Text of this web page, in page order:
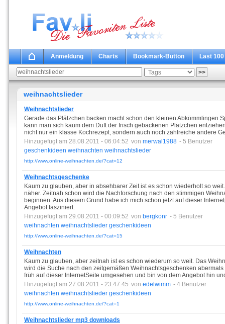
Anmeldung Charts Bookmark-Button Last 100
weihnachtslieder
Weihnachtslieder
Gerade das Plätzchen backen macht schon den kleinen Abkömmlingen
kann man sich kaum dem Duft der frisch gebackenen Plätzchen
nicht nur ein klasse Kochrezept, sondern auch noch zahlreiche andere
Hinzugefügt am 28.08.2011 - 06:04:52 von merwal1988 - 5 Benutzer
geschenkideen weihnachten weihnachtslieder
http://www.online-weihnachten.de/?cat=12
Weihnachtsgeschenke
Kaum zu glauben, aber in absehbarer Zeit ist es schon wiederholt so
näher. Zeitnah schon wird die Nachforschung nach den stimmigen
beginnen. Aus diesem Grund habe ich mich schon jetzt auf dieser
Angebot fasziniert.
Hinzugefügt am 29.08.2011 - 00:09:52 von bergkonr - 5 Benutzer
weihnachten weihnachtslieder geschenkideen
http://www.online-weihnachten.de/?cat=15
Weihnachten
Kaum zu glauben, aber zeitnah ist es schon wiederum so weit. Das
wird die Suche nach den zeitgemäßen Weihnachtsgeschenken
früh auf dieser InternetSeite umgesehen und bin von dem Angebot hin
Hinzugefügt am 27.08.2011 - 23:47:45 von edelwimm - 4 Benutzer
weihnachten weihnachtslieder geschenkideen
http://www.online-weihnachten.de/?cat=1
Weihnachtslieder mp3 downloads